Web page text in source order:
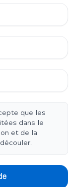
que les
dans le
et de la